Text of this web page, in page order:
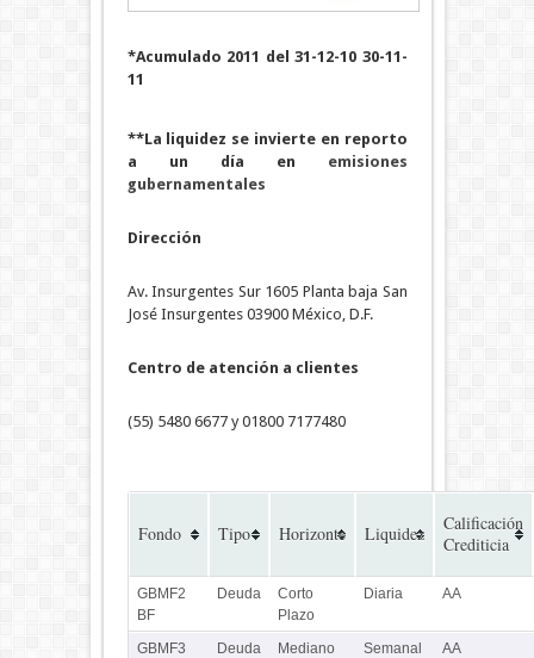
*Acumulado 2011 del 31-12-10 30-11-
11
**La liquidez se invierte en reporto
a un día en emisiones
gubernamentales
Dirección
Av. Insurgentes Sur 1605 Planta baja San
José Insurgentes 03900 México, D.F.
Centro de atención a clientes
(55) 5480 6677 y 01800 7177480
Fondo Tipo Horizonte Liquidez
Calificación
Crediticia
GBMF2
BF
Deuda
Corto
Plazo
Diaria AA
GBMF3 Deuda Mediano Semanal AA